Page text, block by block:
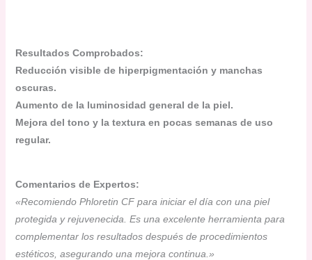
Resultados Comprobados:
Reducción visible de hiperpigmentación y manchas
oscuras.
Aumento de la luminosidad general de la piel.
Mejora del tono y la textura en pocas semanas de uso
regular.
Comentarios de Expertos:
«Recomiendo Phloretin CF para iniciar el día con una piel
protegida y rejuvenecida. Es una excelente herramienta para
complementar los resultados después de procedimientos
estéticos, asegurando una mejora continua.»